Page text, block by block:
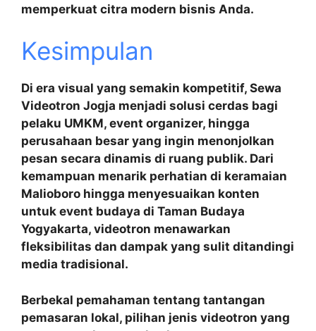
memperkuat citra modern bisnis Anda.
Kesimpulan
Di era visual yang semakin kompetitif, Sewa
Videotron Jogja menjadi solusi cerdas bagi
pelaku UMKM, event organizer, hingga
perusahaan besar yang ingin menonjolkan
pesan secara dinamis di ruang publik. Dari
kemampuan menarik perhatian di keramaian
Malioboro hingga menyesuaikan konten
untuk event budaya di Taman Budaya
Yogyakarta, videotron menawarkan
fleksibilitas dan dampak yang sulit ditandingi
media tradisional.
Berbekal pemahaman tentang tantangan
pemasaran lokal, pilihan jenis videotron yang